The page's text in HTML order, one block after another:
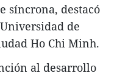
síncrona, destacó
de
Ho Chi Minh.
al desarrollo